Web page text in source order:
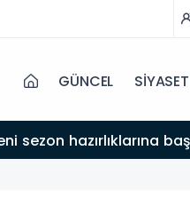
GÜNCEL SİYASET
sezon hazırlıklarına